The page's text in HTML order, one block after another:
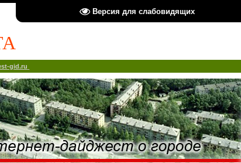
Версия для слабовидящих
gid.ru